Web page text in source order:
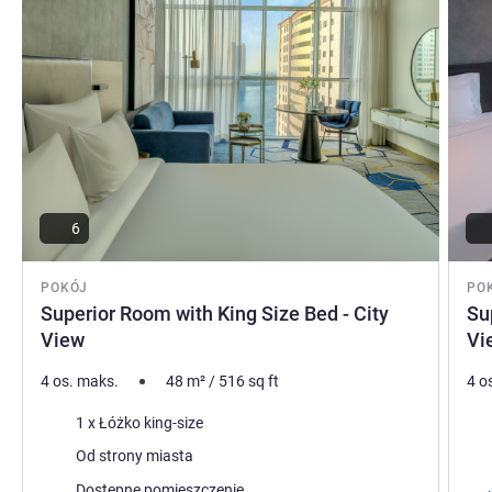
comfortable hotel rooms and suites with state-of-the-art
Zarządzanie hotelem
POKÓJ
Superior Room with King Size Bed - City
View
6
4 os. maks. 48 m²/ 516sq ft
Pościel1 x Łóżko king-size
Widoki:Od strony miasta
4